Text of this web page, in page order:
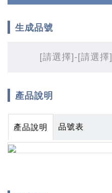
生成品號
[請選擇]-[請選擇]
產品說明
產品說明 品號表